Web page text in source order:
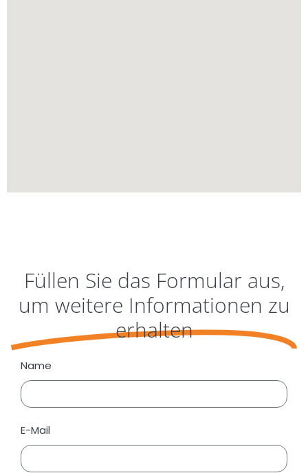
Füllen Sie das Formular aus,
um weitere Informationen zu
erhalten
Name
E-Mail